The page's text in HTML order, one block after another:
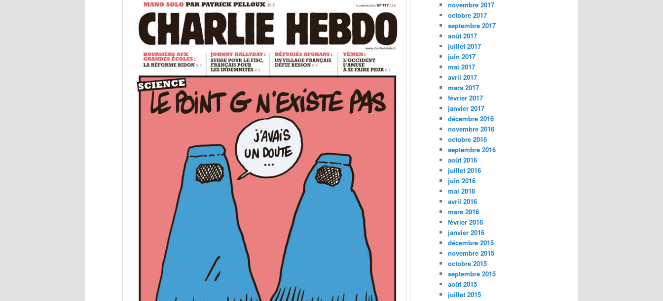
novembre 2017
octobre 2017
septembre 2017
août 2017
juillet 2017
juin 2017
mai 2017
avril 2017
mars 2017
février 2017
janvier 2017
décembre 2016
novembre 2016
octobre 2016
septembre 2016
août 2016
juillet 2016
juin 2016
mai 2016
avril 2016
mars 2016
février 2016
janvier 2016
décembre 2015
novembre 2015
octobre 2015
septembre 2015
août 2015
juillet 2015